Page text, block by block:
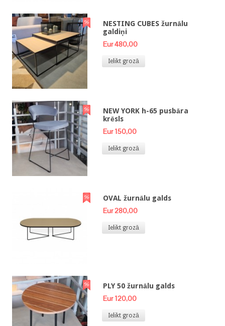
NESTING CUBES žurnālu
galdiņi
Eur 480,00
Ielikt grozā
NEW YORK h-65 pusbāra
krēsls
Eur 150,00
Ielikt grozā
OVAL žurnālu galds
Eur 280,00
Ielikt grozā
PLY 50 žurnālu galds
Eur 120,00
Ielikt grozā